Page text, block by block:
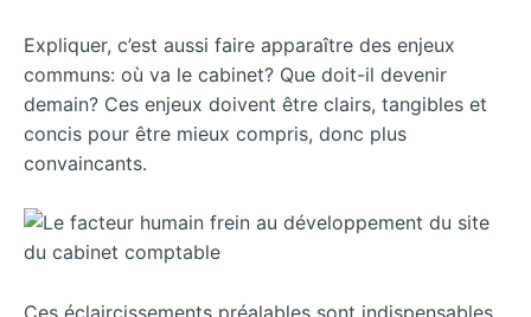
Expliquer, c’est aussi faire apparaître des enjeux
communs: où va le cabinet? Que doit-il devenir
demain? Ces enjeux doivent être clairs, tangibles et
concis pour être mieux compris, donc plus
convaincants.